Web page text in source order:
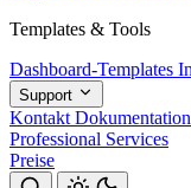
Templates & Tools
Dashboard-Templates
Support
Kontakt Dokumentation
Professional Services
Preise